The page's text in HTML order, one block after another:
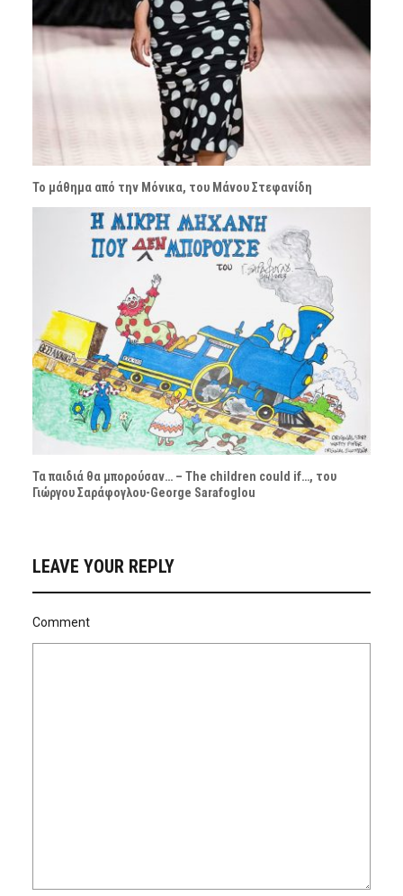
Το μάθημα από την Μόνικα, του Μάνου Στεφανίδη
Τα παιδιά θα μπορούσαν… – The children could if…, του
Γιώργου Σαράφογλου-George Sarafoglou
LEAVE YOUR REPLY
Comment